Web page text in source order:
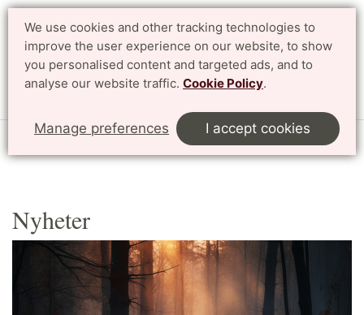
We use cookies and other tracking technologies to
improve the user experience on our website, to show
you personalised content and targeted ads, and to
analyse our website traffic. Cookie Policy.
Manage preferences I accept cookies
Search Svenska
Start Nyheter och press Arkiv
Nyheter